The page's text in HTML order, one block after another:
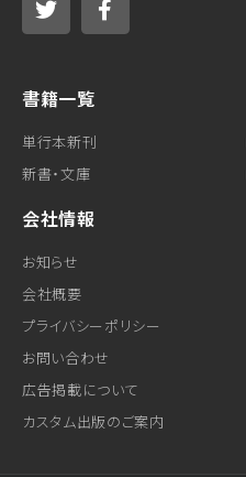
書籍一覧
単行本新刊
新書・文庫
会社情報
お知らせ
会社概要
プライバシーポリシー
お問い合わせ
広告掲載について
カスタム出版のご案内